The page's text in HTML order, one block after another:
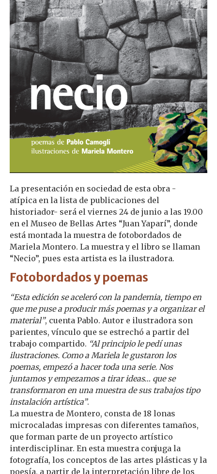
La presentación en sociedad de esta obra -
atípica en la lista de publicaciones del
historiador- será el viernes 24 de junio a las 19.00
en el Museo de Bellas Artes “Juan Yaparí”, donde
está montada la muestra de fotobordados de
Mariela Montero. La muestra y el libro se llaman
“Necio”, pues esta artista es la ilustradora.
Fotobordados y poemas
“Esta edición se aceleró con la pandemia, tiempo en
que me puse a producir más poemas y a organizar el
material”, cuenta Pablo. Autor e ilustradora son
parientes, vínculo que se estrechó a partir del
trabajo compartido. “Al principio le pedí unas
ilustraciones. Como a Mariela le gustaron los
poemas, empezó a hacer toda una serie. Nos
juntamos y empezamos a tirar ideas… que se
transformaron en una muestra de sus trabajos tipo
instalación artística”.
La muestra de Montero, consta de 18 lonas
microcaladas impresas con diferentes tamaños,
que forman parte de un proyecto artístico
interdisciplinar. En esta muestra conjuga la
fotografía, los conceptos de las artes plásticas y la
poesía, a partir de la interpretación libre de los